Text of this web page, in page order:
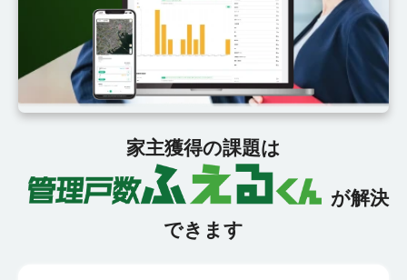
家主獲得の課題は
が解決
できます